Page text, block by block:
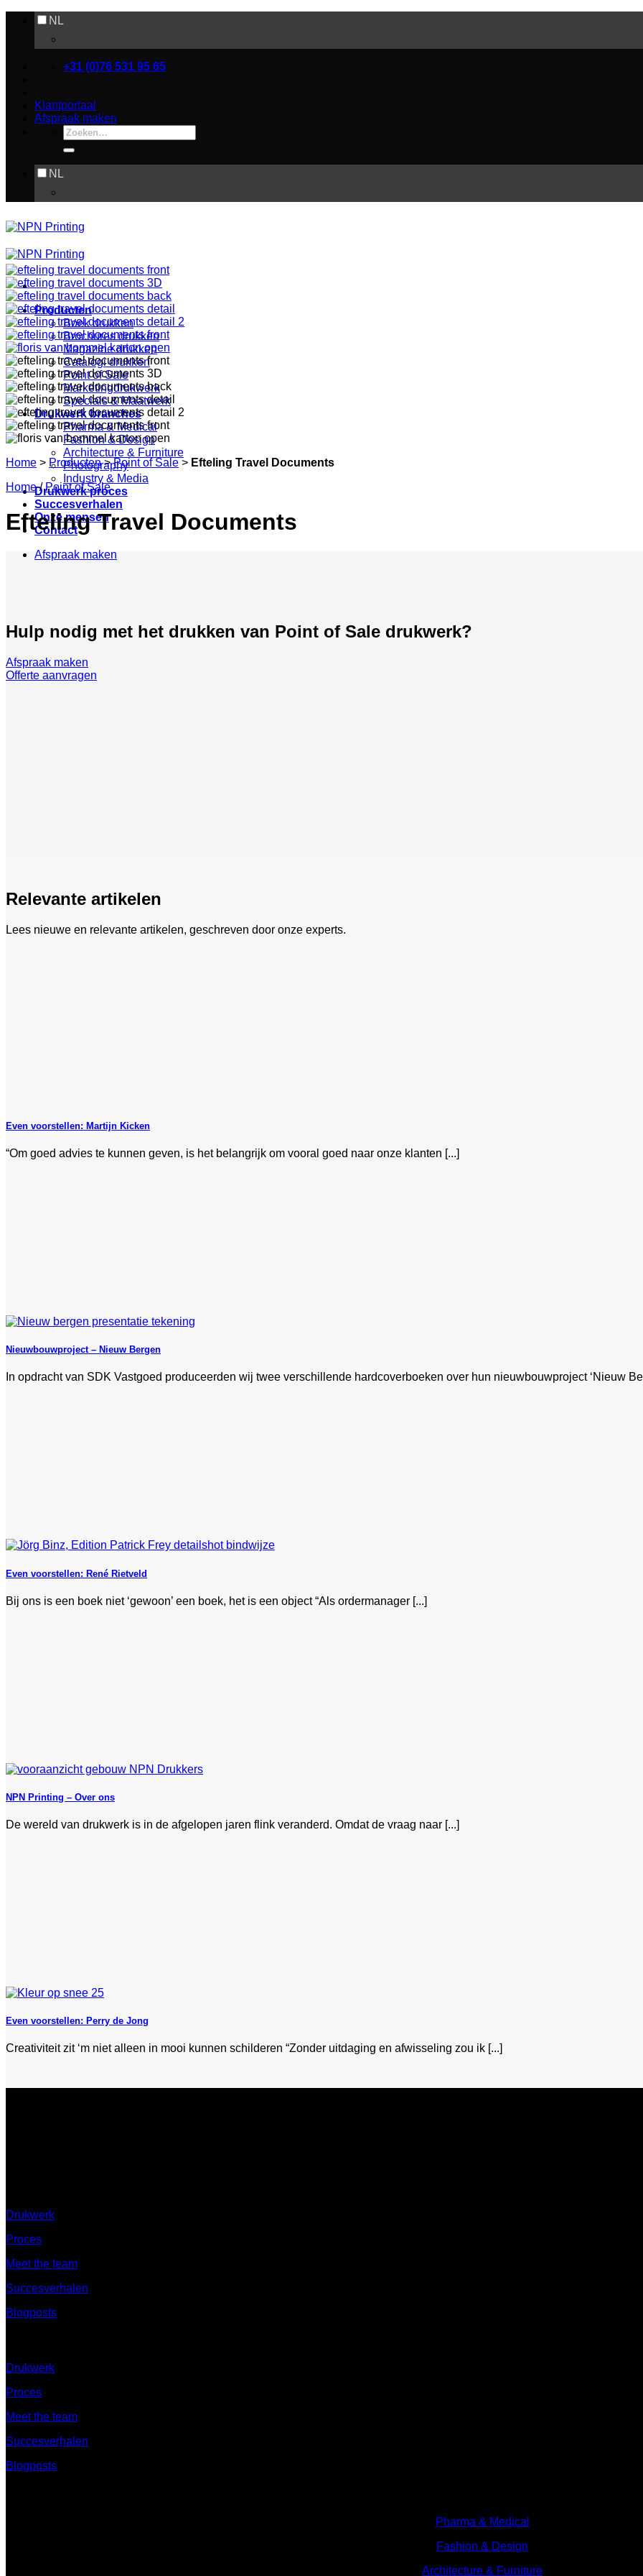
NL
+31 (0)76 531 95 65
Klantportaal
Afspraak maken
Zoeken
naar:
NL
Producten
Boek drukken
Brochures drukken
Magazine drukken
Catalogi drukken
Point of Sale
Marketingdrukwerk
Specials & Maatwerk
Drukwerk branches
Pharma & Medical
Fashion & Design
Architecture & Furniture
Photography
Industry & Media
Drukwerk proces
Succesverhalen
Onze mensen
Contact
Afspraak maken
Home > Producten>Point of Sale > Efteling Travel Documents
Home / Point of Sale
Efteling Travel Documents
Hulp nodig met het drukken van Point of Sale drukwerk?
Afspraak maken
Offerte aanvragen
Relevante artikelen
Lees nieuwe en relevante artikelen, geschreven door onze experts.
Even voorstellen: Martijn Kicken
“Om goed advies te kunnen geven, is het belangrijk om vooral goed naar onze klanten [...]
Nieuwbouwproject – Nieuw Bergen
In opdracht van SDK Vastgoed produceerden wij twee verschillende hardcoverboeken over hun nieuwbouwproject ‘Nieuw
Even voorstellen: René Rietveld
Bij ons is een boek niet ‘gewoon’ een boek, het is een object “Als ordermanager [...]
NPN Printing – Over ons
De wereld van drukwerk is in de afgelopen jaren flink veranderd. Omdat de vraag naar [...]
Even voorstellen: Perry de Jong
Creativiteit zit ‘m niet alleen in mooi kunnen schilderen “Zonder uitdaging en afwisseling zou ik [...]
Drukwerk
Proces
Meet the team
Succesverhalen
Blogposts
Drukwerk
Proces
Meet the team
Succesverhalen
Blogposts
Pharma & Medical
Fashion & Design
Architecture & Furniture